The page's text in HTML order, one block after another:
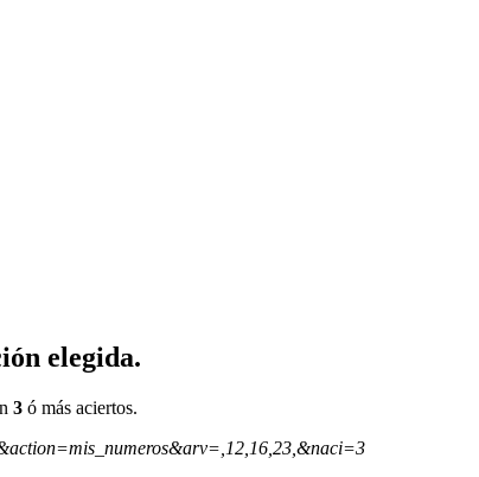
elegida.
3 ó más aciertos.